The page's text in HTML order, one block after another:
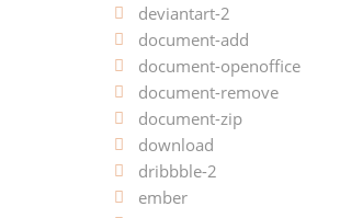
deviantart-2
document-add
document-openoffice
document-remove
document-zip
download
dribbble-2
ember